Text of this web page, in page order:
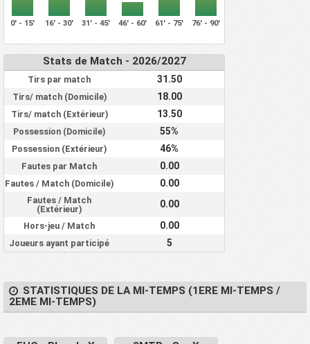
0' - 15' 16' - 30' 31' - 45' 46' - 60' 61' - 75' 76' - 90'
Stats de Match - 2026/2027
Tirs par match 31.50
Tirs/ match (Domicile) 18.00
Tirs/ match (Extérieur) 13.50
Possession (Domicile) 55%
Possession (Extérieur) 46%
Fautes par Match 0.00
Fautes / Match (Domicile) 0.00
Fautes / Match
(Extérieur)
0.00
Hors-jeu / Match 0.00
Joueurs ayant participé 5
STATISTIQUES DE LA MI-TEMPS (1ERE MI-TEMPS /
2EME MI-TEMPS)